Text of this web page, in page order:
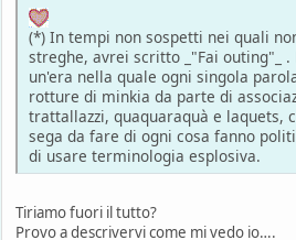
(*) In tempi non sospetti nei quali
streghe, avrei scritto _"Fai outing"_
un'era nella quale ogni singola
rotture di minkia da parte di
trattallazzi, quaquaraquà e laquets,
sega da fare di ogni cosa fanno
di usare terminologia esplosiva.
Tiriamo fuori il tutto?
Provo a descrivervi come mi vedo io….